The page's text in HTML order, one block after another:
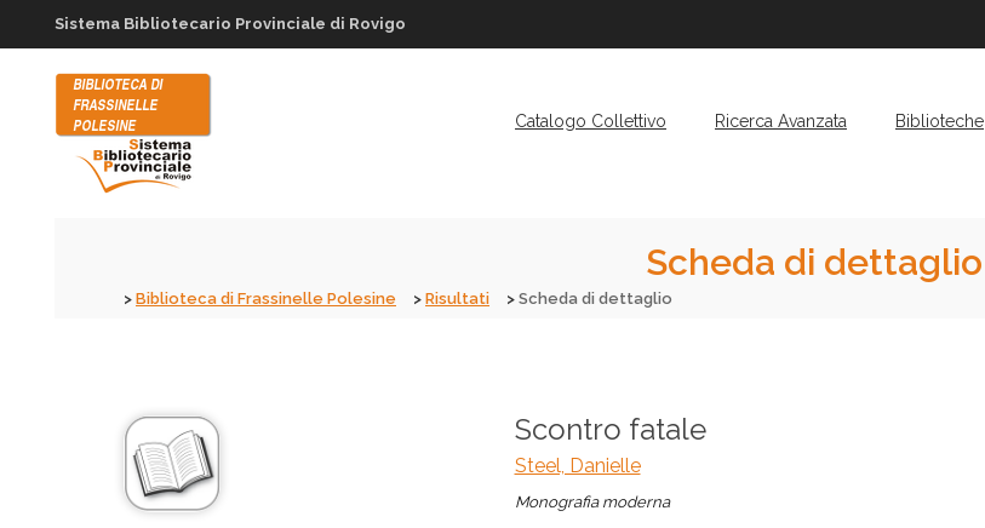
Sistema Bibliotecario Provinciale di Rovigo
Catalogo Collettivo Ricerca Avanzata Biblioteche
Scheda di dettaglio
Biblioteca di Frassinelle Polesine Risultati Scheda di dettaglio
Scontro fatale
Steel, Danielle
Monografia moderna